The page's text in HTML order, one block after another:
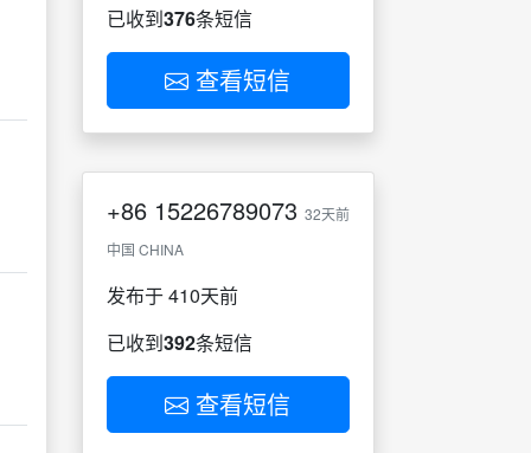
已收到376条短信
查看短信
+86 15226789073 32天前
中国 CHINA
发布于 410天前
已收到392条短信
查看短信